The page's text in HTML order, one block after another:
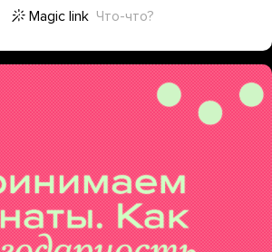
Magic link Что-что?